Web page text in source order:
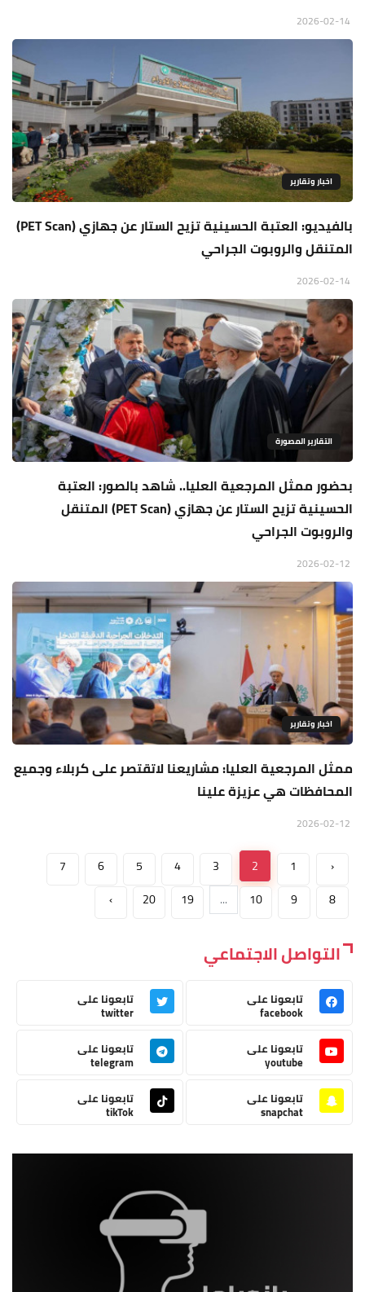
اخبار وتقارير
بالفيديو: العتبة الحسينية تزيح الستار عن جهازي (PET Scan)
المتنقل والروبوت الجراحي
التقارير المصورة
بحضور ممثل المرجعية العليا.. شاهد بالصور: العتبة
الحسينية تزيح الستار عن جهازي (PET Scan) المتنقل
والروبوت الجراحي
اخبار وتقارير
ممثل المرجعية العليا: مشاريعنا لاتقتصر على كربلاء وجميع
المحافظات هي عزيزة علينا
‹
1
2
3
4
5
6
7
8
9
10
...
19
20
›
التواصل الاجتماعي
تابعونا على
facebook
تابعونا على
twitter
تابعونا على
youtube
تابعونا على
telegram
تابعونا على
snapchat
تابعونا على
tikTok